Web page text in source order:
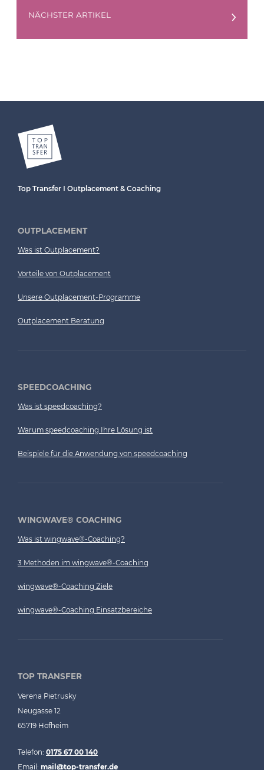
NÄCHSTER ARTIKEL
Top Transfer I Outplacement & Coaching
OUTPLACEMENT
Was ist Outplacement?
Vorteile von Outplacement
Unsere Outplacement-Programme
Outplacement Beratung
SPEEDCOACHING
Was ist speedcoaching?
Warum speedcoaching Ihre Lösung ist
Beispiele für die Anwendung von speedcoaching
WINGWAVE® COACHING
Was ist wingwave®-Coaching?
3 Methoden im wingwave®-Coaching
wingwave®-Coaching Ziele
wingwave®-Coaching Einsatzbereiche
TOP TRANSFER
Verena Pietrusky
Neugasse 12
65719 Hofheim
Telefon: 0175 67 00 140
Email: mail@top-transfer.de